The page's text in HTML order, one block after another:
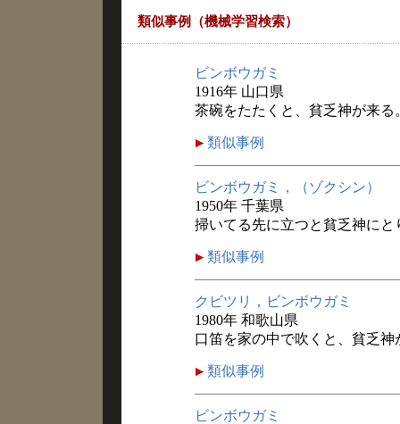
類似事例（機械学習検索）
ビンボウガミ
1916年 山口県
茶碗をたたくと、貧乏神が来る
類似事例
ビンボウガミ，（ゾクシン）
1950年 千葉県
掃いてる先に立つと貧乏神にと
類似事例
クビツリ，ビンボウガミ
1980年 和歌山県
口笛を家の中で吹くと、貧乏神
類似事例
ビンボウガミ